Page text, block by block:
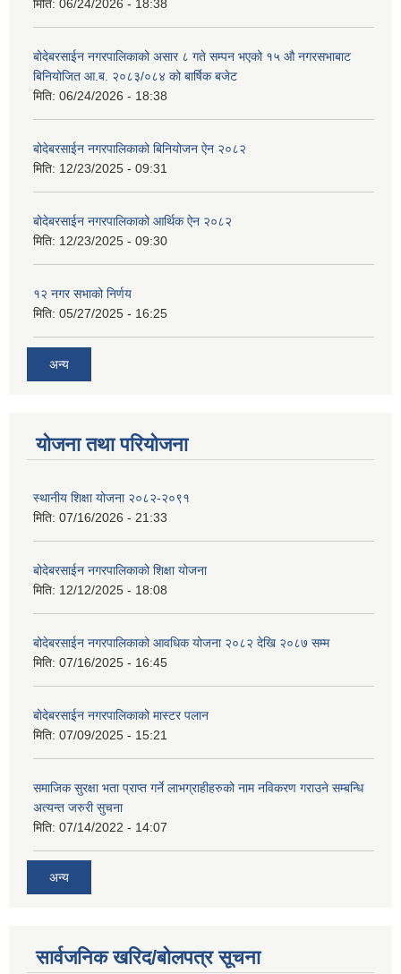
मिति: 06/24/2026 - 18:38
बोदेबरसाईन नगरपालिकाको असार ८ गते सम्पन भएको १५ ‍‍‍औ नगरसभाबाट
बिनियोजित आ.ब. २०८३/०८४ को बार्षिक बजेट
मिति: 06/24/2026 - 18:38
बोदेबरसाईन नगरपालिकाको बिनियोजन ऐन २०८२
मिति: 12/23/2025 - 09:31
बोदेबरसाईन नगरपालिकाको आर्थिक ऐन २०८२
मिति: 12/23/2025 - 09:30
१२ नगर सभाको निर्णय
मिति: 05/27/2025 - 16:25
अन्य
योजना तथा परियोजना
स्थानीय शिक्षा योजना २०८२-२०९१
मिति: 07/16/2026 - 21:33
बोदेबरसाईन नगरपालिकाको शिक्षा योजना
मिति: 12/12/2025 - 18:08
बोदेबरसाईन नगरपालिकाको आवधिक योजना २०८२ देखि २०८७ सम्म
मिति: 07/16/2025 - 16:45
बोदेबरसाईन नगरपालिकाको मास्टर पलान
मिति: 07/09/2025 - 15:21
समाजिक सुरक्षा भता प्राप्त गर्ने लाभग्राहीहरुको नाम नविकरण गराउने सम्बन्धि
अत्यन्त जरुरी सुचना
मिति: 07/14/2022 - 14:07
अन्य
सार्वजनिक खरिद/बोलपत्र सूचना